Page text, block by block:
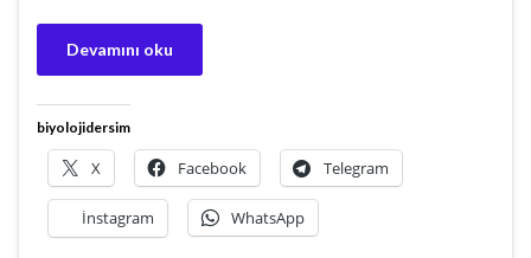
Devamını oku
biyolojidersim
X Facebook Telegram
İnstagram WhatsApp